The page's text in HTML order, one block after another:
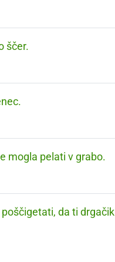
ščer.
mogla pelati v grabo.
da ti drgačik